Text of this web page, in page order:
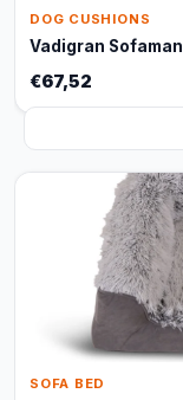
DOG CUSHIONS
Vadigran
€67,52
SOFA BED